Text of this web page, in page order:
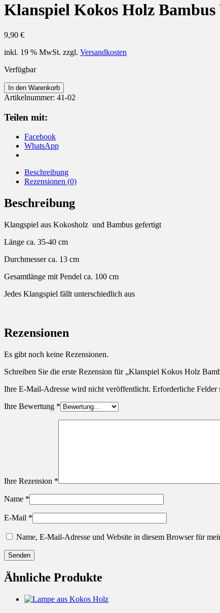
Klanspiel Kokos Holz
9,90 €
inkl. 19 % MwSt. zzgl. Versandkosten
Verfügbar
Klanspiel
Kokos
Bambus
Windspiel
Menge
In den Warenkorb
Artikelnummer: 41-02
Teilen mit:
Facebook
WhatsApp
Beschreibung
Rezensionen (0)
Beschreibung
Klangspiel aus Kokosholz und Bambus gefertigt
Länge ca. 35-40 cm
Durchmesser ca. 13 cm
Gesamtlänge mit Pendel ca. 100 cm
Jedes Klangspiel fällt unterschiedlich aus
Rezensionen
Es gibt noch keine Rezensionen.
Schreiben Sie die erste Rezension für „Klanspiel Kokos Holz
Ihre E-Mail-Adresse wird nicht veröffentlicht. Erforderliche Felder
Ihre Bewertung *
Ihre Rezension *
Name *
E-Mail *
Name, E-Mail-Adresse und Website in diesem Browser für
Ähnliche Produkte